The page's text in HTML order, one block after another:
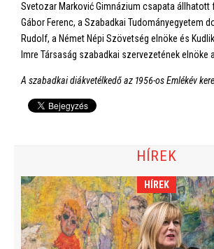
Svetozar Marković Gimnázium csapata állhatott
Gábor Ferenc, a Szabadkai Tudományegyetem
Rudolf, a Német Népi Szövetség elnöke és
Imre Társaság szabadkai szervezetének elnöke
A szabadkai diákvetélkedő az 1956-os Emlékév
HÍREK
HÍREK